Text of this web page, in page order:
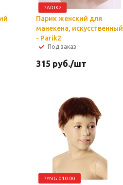
PARIK2
Парик женский для
манекена, искусственный
- Parik2
Под заказ
315 руб./шт
PYNG.010.00